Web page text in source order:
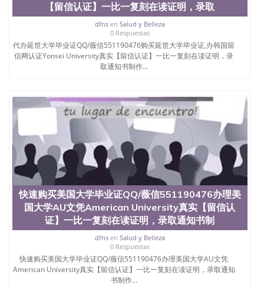
551190476快速代办国外毕业证QQ微信551190476快
速拿到国外文凭QQ微信551190476国外留学文凭认证
QQ微信551190476国外文凭回国认证QQ微信
551190476泰国文凭办理QQ微信551190476法国留学
回国证明QQ微信551190476 国外烫金照片QQ微信
551190476外国文凭在中国有用吗QQ微信551190476
551190476 网上买文凭可靠吗QQ微信551190476买国
外文凭质量QQ微信551190476国外本科毕业证怎么办
理QQ微信551190476国外大学文凭真制作QQ微信
551190476办国外文凭可找工作QQ微信551190476国
外大学有毕业证QQ微信551190476办理国外毕业证价
格QQ微信551190476国外编号查询QQ微信551190476
办理国外文凭要交定金吗QQ微信551190476办国外可
查文凭QQ微信551190476网上购买真文凭可信吗QQ
微信551190476学士学位证书查询机构QQ微信
551190476 国外资格证书办理QQ微信551190476如何
办理学历认证QQ微信551190476海外文凭认证办理
QQ微信551190476 圣何塞州立大学（San Jose State
University, 又译为“圣荷西州立大学”）成立于1857
年，简称SJSU，是加州历史悠久的大学之一，也是美
西地区的公立大学之一。位于圣何塞市San Jose中
心，占地154公顷。它是一所位于加利福尼亚州的著
名综合性公立大学，它以极高的就业率，全美名列前
【留信认证】一比一复刻在读证明，录取
dfnsen Salud y Belleza
0 Respuestas
代办延世大学毕业证QQ/薇信551190476购买延世大学毕业证,办韩国留
信网认证Yonsei University真实【留信认证】一比一复刻在读证明，录
取通知书制作...
快速购买美国大学毕业证QQ/薇信551190476办理美
国大学AU文凭American University真实【留信认
证】一比一复刻在读证明，录取通知书制
dfnsen Salud y Belleza
0 Respuestas
快速购买美国大学毕业证QQ/薇信551190476办理美国大学AU文凭
American University真实【留信认证】一比一复刻在读证明，录取通知
书制作...